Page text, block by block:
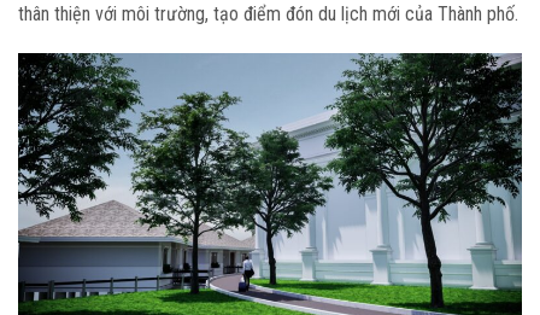
thân thiện với môi trường, tạo điểm đón du lịch mới của Thành phố.